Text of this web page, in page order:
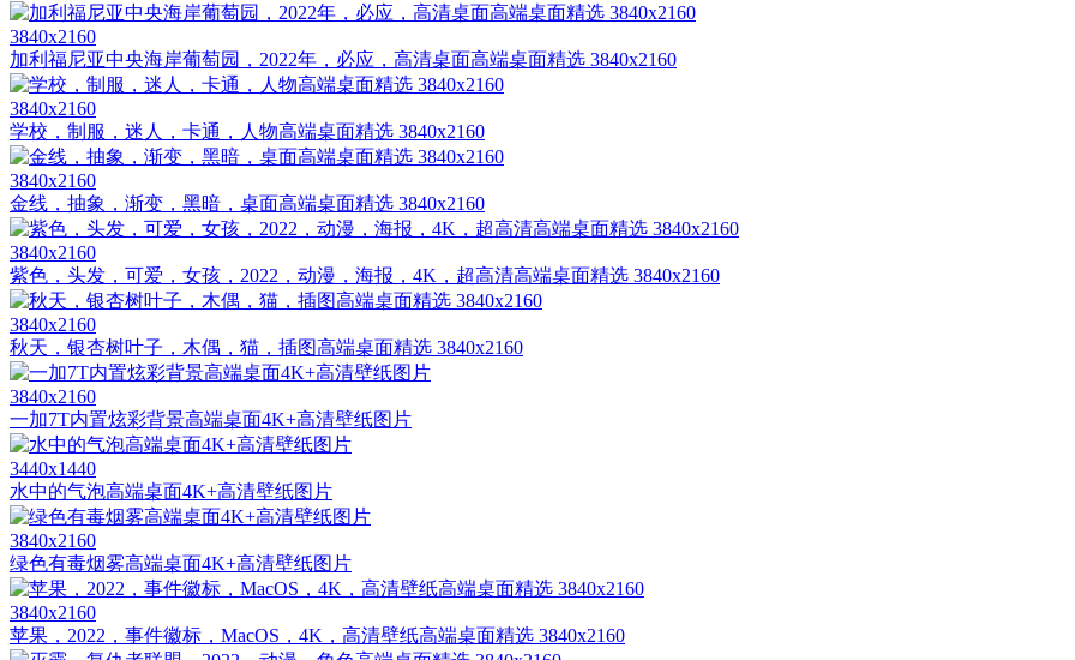
3840x2160
加利福尼亚中央海岸葡萄园，2022年，必应，高清桌面高端桌面精选 3840x2160
3840x2160
学校，制服，迷人，卡通，人物高端桌面精选 3840x2160
3840x2160
金线，抽象，渐变，黑暗，桌面高端桌面精选 3840x2160
3840x2160
紫色，头发，可爱，女孩，2022，动漫，海报，4K，超高清高端桌面精选 3840x2160
3840x2160
秋天，银杏树叶子，木偶，猫，插图高端桌面精选 3840x2160
3840x2160
一加7T内置炫彩背景高端桌面4K+高清壁纸图片
3440x1440
水中的气泡高端桌面4K+高清壁纸图片
3840x2160
绿色有毒烟雾高端桌面4K+高清壁纸图片
3840x2160
苹果，2022，事件徽标，MacOS，4K，高清壁纸高端桌面精选 3840x2160